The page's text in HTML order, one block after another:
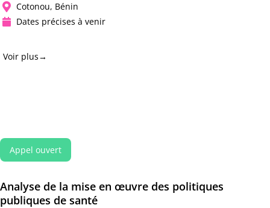
 Cotonou, Bénin
 Dates précises à venir
Voir plus→
Appel ouvert
Analyse de la mise en œuvre des politiques
publiques de santé